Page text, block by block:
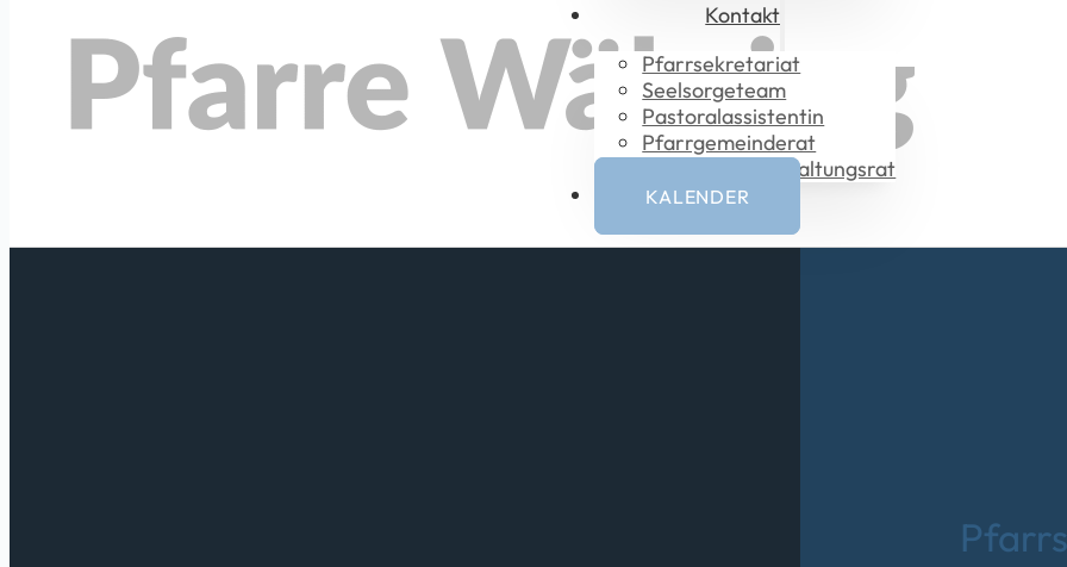
Kontakt
Pfarrsekretariat
Seelsorgeteam
Pastoral­assistentin
Pfarrgemeinderat
Vermögensverwaltungsrat
KALENDER